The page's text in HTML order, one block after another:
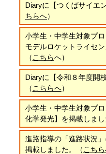
Diaryに 【つくばサイエ
ちらへ）
小学生・中学生対象プ
モデルロケットライセ
（ こちらへ）
Diaryに 【令和８年度開
（ こちらへ）
小学生・中学生対象プ
化学発光】を掲載しまし
進路指導の「進路状況
掲載しました。（ こち